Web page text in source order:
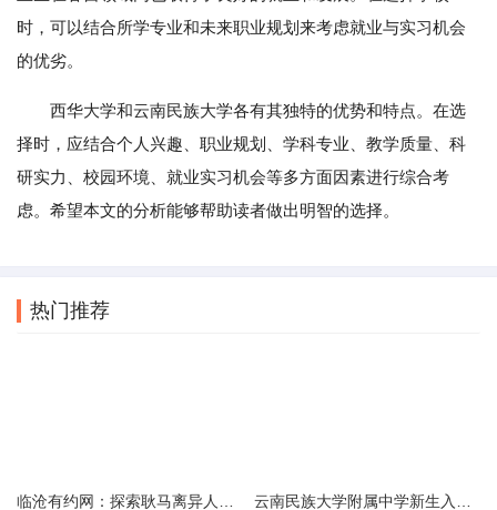
时，可以结合所学专业和未来职业规划来考虑就业与实习机会
的优劣。
西华大学和云南民族大学各有其独特的优势和特点。在选
择时，应结合个人兴趣、职业规划、学科专业、教学质量、科
研实力、校园环境、就业实习机会等多方面因素进行综合考
虑。希望本文的分析能够帮助读者做出明智的选择。
热门推荐